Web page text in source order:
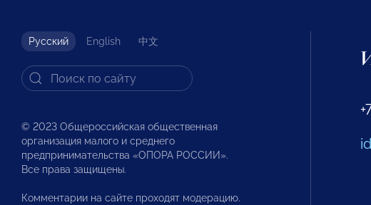
Русский English 中文
© 2023 Общероссийская общественная
организация малого и среднего
предпринимательства «ОПОРА РОССИИ».
Все права защищены.
Комментарии на сайте проходят модерацию.